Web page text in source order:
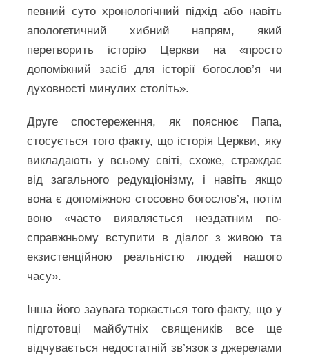
певний суто хронологічний підхід або навіть
апологетичний хибний напрям, який
перетворить історію Церкви на «просто
допоміжний засіб для історії богослов’я чи
духовності минулих століть».
Друге спостереження, як пояснює Папа,
стосується того факту, що історія Церкви, яку
викладають у всьому світі, схоже, страждає
від загального редукціонізму, і навіть якщо
вона є допоміжною стосовно богослов’я, потім
воно «часто виявляється нездатним по-
справжньому вступити в діалог з живою та
екзистенційною реальністю людей нашого
часу».
Інша його заувага торкається того факту, що у
підготовці майбутніх священиків все ще
відчувається недостатній зв’язок з джерелами